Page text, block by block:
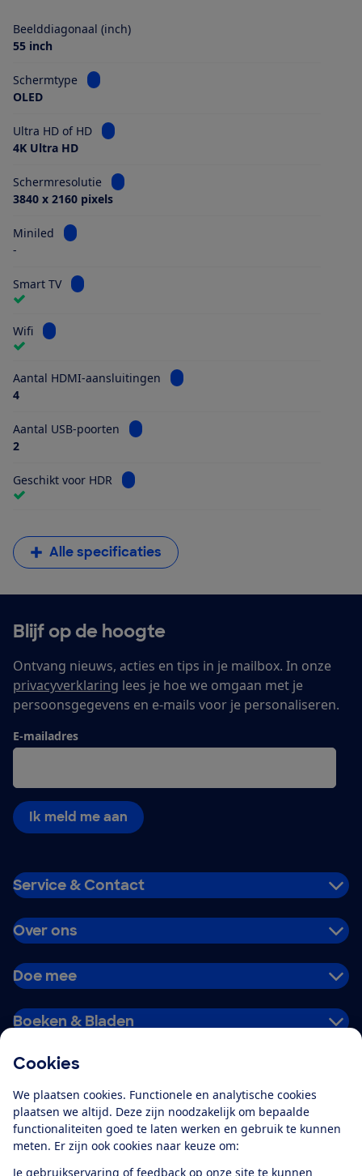
Cookies
We plaatsen cookies. Functionele en analytische cookies
plaatsen we altijd. Deze zijn noodzakelijk om bepaalde
functionaliteiten goed te laten werken en gebruik te kunnen
meten. Er zijn ook cookies naar keuze om:
Je gebruikservaring of feedback op onze site te kunnen
Beelddiagonaal (inch)
55 inch
Schermtype
Bekijk informatie voor Schermtype
OLED
Ultra HD of HD
Bekijk informatie voor Ultra HD of HD
4K Ultra HD
Schermresolutie
Bekijk informatie voor Schermresolutie
3840 x 2160 pixels
Miniled
Bekijk informatie voor Miniled
-
Smart TV Bekijk informatie voor Smart TV
Wifi Bekijk informatie voor Wifi
Aantal HDMI-aansluitingen
Bekijk informatie voor Aantal
4
Aantal USB-poorten
Bekijk informatie voor Aantal USB-poorten
2
Geschikt voor HDR Bekijk informatie voor Geschikt voor HDR
Alle specificaties
Blijf op de hoogte
Ontvang nieuws, acties en tips in je mailbox. In onze
privacyverklaring lees je hoe we omgaan met je
persoonsgegevens en e-mails voor je personaliseren.
E-mailadres
Ik meld me aan
Service & Contact
Over ons
Doe mee
Boeken & Bladen
Alles over de